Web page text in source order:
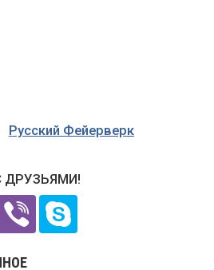
Русский Фейерверк
ДРУЗЬЯМИ!